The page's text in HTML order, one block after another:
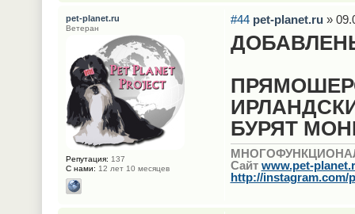
#44 pet-planet.ru »
БУРЯТ
Сайт www.pet-
http://instagram.com/
pet-planet.ru
Ветеран
Репутация: 137
С нами: 12 лет 10 месяцев